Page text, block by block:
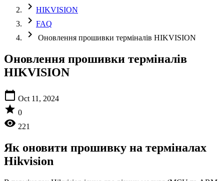
chevron_right HIKVISION
chevron_right FAQ
chevron_right Оновлення прошивки терміналів HIKVISION
Оновлення прошивки терміналів
HIKVISION
calendar_today Oct 11, 2024
star 0
visibility 221
Як оновити прошивку на терміналах
Hikvision